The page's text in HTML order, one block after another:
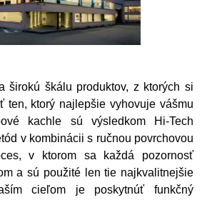
širokú škálu produktov, z ktorých si
ten, ktorý najlepšie vyhovuje vášmu
kachle sú výsledkom Hi-Tech
v kombinácii s ručnou povrchovou
v ktorom sa každá pozornosť
a sú použité len tie najkvalitnejšie
cieľom je poskytnúť funkčný